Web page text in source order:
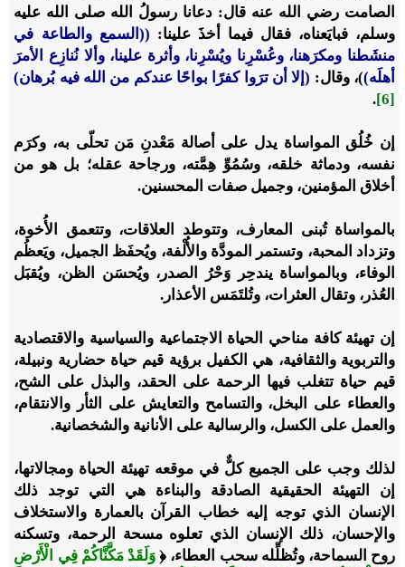
الصامت رضي الله عنه قال: دعانا رسولُ الله صلى الله عليه
وسلم، فبايَعناه، فقال فيما أخذَ علينا: ((السمع والطاعة في
منشَطنا ومكرَهنا، وعُسْرِنا ويُسْرِنا، وأثرة علينا، وألا نُنازِع الأمرَ
أهلَه))، وقال: (إلا أن ترَوا كفرًا بواحًا عندكم من الله فيه بُرهان)
[6]
.
إن خُلُق المواساة يدل على أصالة مَعْدنِ مَن تحلّى به، وكرَم
نفسه، ودماثة خلقه، وسُمُوِّ هِمَّته، ورجاحة عقله؛ بل هو من
أخلاق المؤمنين، وجميل صفات المحسنين.
بالمواساة تُبنى المعارف، وتتوطد العلاقات، وتتعمق الأُخوة،
وتزداد المحبة، وتستمر المودَّة والأُلْفة، ويُحفَظ الجميل، ويَعظُم
الوفاء، وبالمواساة يندحِر وَحْرُ الصدر، ويُحسَن الظن، ويُقبَل
العُذر، وتقال العثرات، وتُلتَمَس الأعذار.
إن تهيئة كافة مناحي الحياة الاجتماعية والسياسية والاقتصادية
والتربوية والثقافية، هي الكفيل برؤية قيم حياة حضارية ونبيلة،
قيم حياة تتغلب فيها الرحمة على الحقد، والبذل على الشح،
والعطاء على البخل، والتسامح والتعايش على الثأر والانتقام،
والعمل على الكسل، والرسالية على الأنانية والشخصانية.
لذلك وجب على الجميع كلٌّ في موقعه تهيئة الحياة ومجالاتها،
إن التهيئة الحقيقية الصادقة والبناءة هي التي توجد ذلك
الإنسان الذي توجه إليه خطاب القرآن بالعمارة والاستخلاف
والإحسان، ذلك الإنسان الذي تعلوه مسحة الرحمة، وتسكنه
روح السماحة، وتُظلِّله سحب العطاء، ﴿ وَلَقَدْ مَكَّنَّاكُمْ فِي الْأَرْضِ